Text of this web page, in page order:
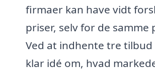
firmaer kan have vidt
priser, selv for de samme
Ved at indhente tre tilbud
klar idé om, hvad